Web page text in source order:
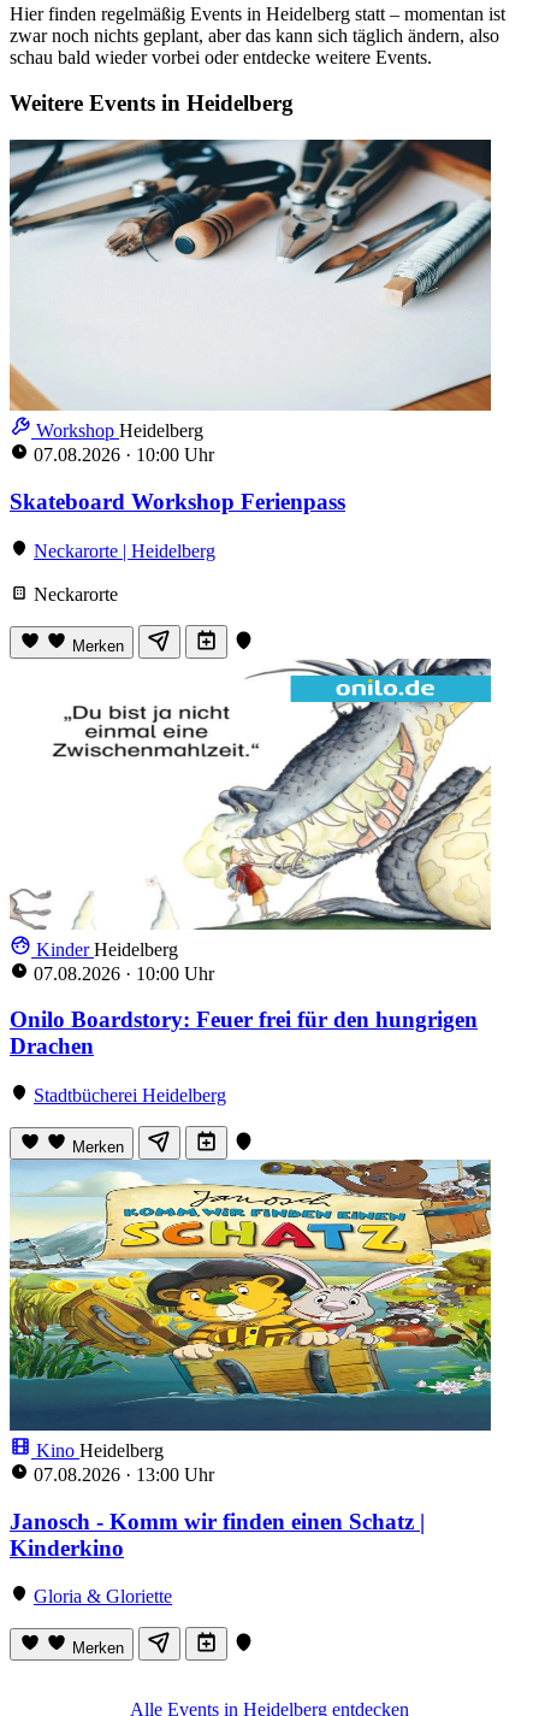
Hier finden regelmäßig Events in Heidelberg statt – momentan ist
zwar noch nichts geplant, aber das kann sich täglich ändern, also
schau bald wieder vorbei oder entdecke weitere Events.
Weitere Events in Heidelberg
Workshop Heidelberg
07.08.2026 · 10:00 Uhr
Skateboard Workshop Ferienpass
Neckarorte | Heidelberg
Neckarorte
Merken
KinderHeidelberg
07.08.2026 · 10:00 Uhr
Onilo Boardstory: Feuer frei für den hungrigen
Drachen
Stadtbücherei Heidelberg
Merken
Kino Heidelberg
07.08.2026 · 13:00 Uhr
Janosch - Komm wir finden einen Schatz |
Kinderkino
Gloria & Gloriette
Merken
Alle Events in Heidelberg entdecken